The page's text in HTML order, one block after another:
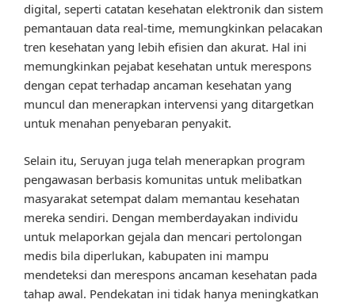
digital, seperti catatan kesehatan elektronik dan sistem
pemantauan data real-time, memungkinkan pelacakan
tren kesehatan yang lebih efisien dan akurat. Hal ini
memungkinkan pejabat kesehatan untuk merespons
dengan cepat terhadap ancaman kesehatan yang
muncul dan menerapkan intervensi yang ditargetkan
untuk menahan penyebaran penyakit.
Selain itu, Seruyan juga telah menerapkan program
pengawasan berbasis komunitas untuk melibatkan
masyarakat setempat dalam memantau kesehatan
mereka sendiri. Dengan memberdayakan individu
untuk melaporkan gejala dan mencari pertolongan
medis bila diperlukan, kabupaten ini mampu
mendeteksi dan merespons ancaman kesehatan pada
tahap awal. Pendekatan ini tidak hanya meningkatkan